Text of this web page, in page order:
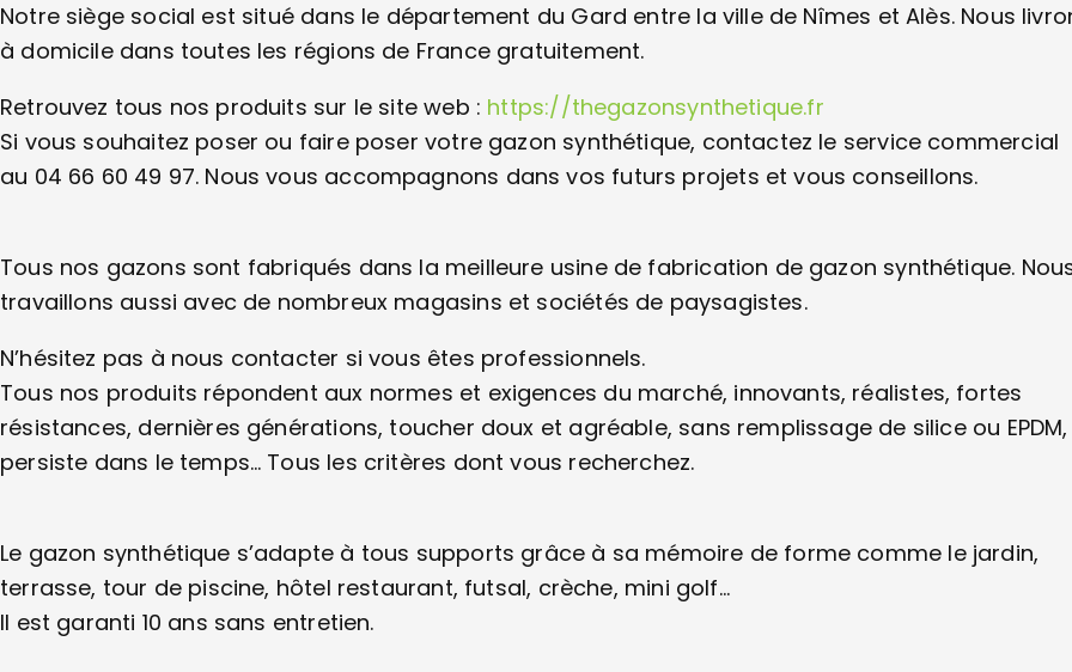
Notre siège social est situé dans le département du Gard entre la ville de Nîmes et Alès. Nous
à domicile dans toutes les régions de France gratuitement.
Retrouvez tous nos produits sur le site web : https://thegazonsynthetique.fr
Si vous souhaitez poser ou faire poser votre gazon synthétique, contactez le service commercial
au 04 66 60 49 97. Nous vous accompagnons dans vos futurs projets et vous conseillons.
Tous nos gazons sont fabriqués dans la meilleure usine de fabrication de gazon synthétique.
travaillons aussi avec de nombreux magasins et sociétés de paysagistes.
N’hésitez pas à nous contacter si vous êtes professionnels.
Tous nos produits répondent aux normes et exigences du marché, innovants, réalistes, fortes
résistances, dernières générations, toucher doux et agréable, sans remplissage de silice ou EPDM,
persiste dans le temps… Tous les critères dont vous recherchez.
Le gazon synthétique s’adapte à tous supports grâce à sa mémoire de forme comme le jardin,
terrasse, tour de piscine, hôtel restaurant, futsal, crèche, mini golf…
Il est garanti 10 ans sans entretien.